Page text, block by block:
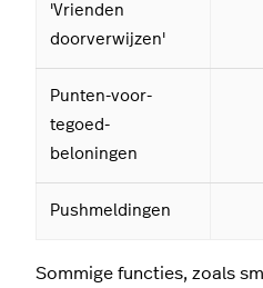
'Vrienden
doorverwijzen'
Punten-voor-
tegoed-
beloningen
Pushmeldingen
Sommige functies, zoals